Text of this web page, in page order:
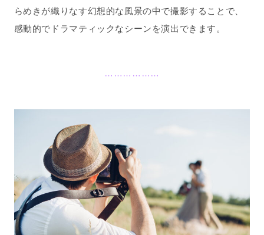
らめきが織りなす幻想的な風景の中で撮影することで、
感動的でドラマティックなシーンを演出できます。
………………